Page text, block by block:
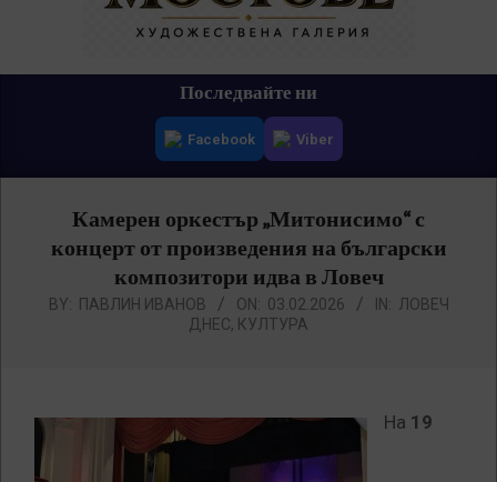
Последвайте ни
Facebook Viber
Камерен оркестър „Митонисимо“ с
концерт от произведения на български
композитори идва в Ловеч
BY: ПАВЛИН ИВАНОВ ON: 03.02.2026 IN: ЛОВЕЧ
ДНЕС, КУЛТУРА
На 19